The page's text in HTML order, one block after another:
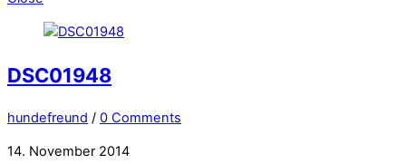
DSC01948
hundefreund / 0 Comments
14. November 2014